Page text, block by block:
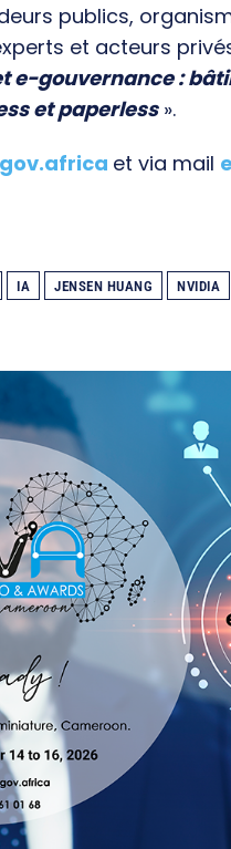
publics,
et acteurs
e-gouvernance :
et paperless».
et via mail
IA JENSEN HUANG NVIDIA